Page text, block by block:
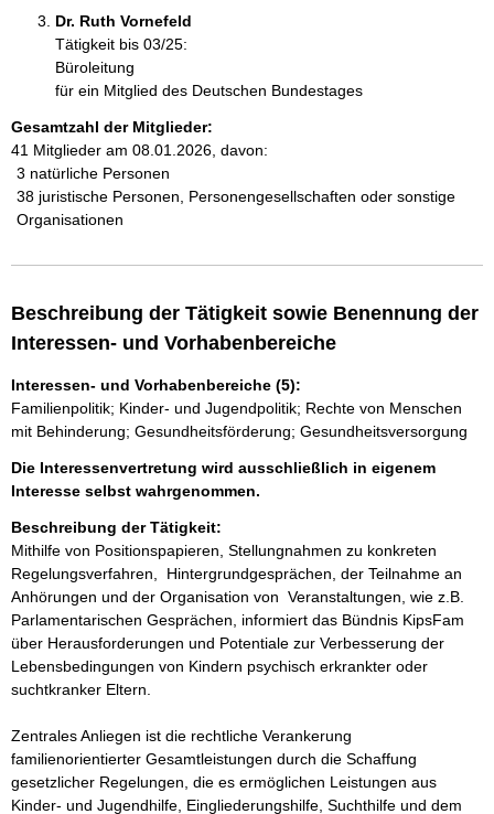
Dr. Ruth Vornefeld
Tätigkeit bis 03/25:
Büroleitung
für ein Mitglied des Deutschen Bundestages
Gesamtzahl der Mitglieder:
41 Mitglieder am 08.01.2026, davon:
3 natürliche Personen
38 juristische Personen, Personengesellschaften oder sonstige
Organisationen
Beschreibung der Tätigkeit sowie Benennung der
Interessen- und Vorhabenbereiche
Interessen- und Vorhabenbereiche (5):
Familienpolitik; Kinder- und Jugendpolitik; Rechte von Menschen
mit Behinderung; Gesundheitsförderung; Gesundheitsversorgung
Die Interessenvertretung wird ausschließlich in eigenem
Interesse selbst wahrgenommen.
Beschreibung der Tätigkeit:
Mithilfe von Positionspapieren, Stellungnahmen zu konkreten
Regelungsverfahren,  Hintergrundgesprächen, der Teilnahme an
Anhörungen und der Organisation von  Veranstaltungen, wie z.B.
Parlamentarischen Gesprächen, informiert das Bündnis KipsFam
über Herausforderungen und Potentiale zur Verbesserung der
Lebensbedingungen von Kindern psychisch erkrankter oder
suchtkranker Eltern.
Zentrales Anliegen ist die rechtliche Verankerung
familienorientierter Gesamtleistungen durch die Schaffung
gesetzlicher Regelungen, die es ermöglichen Leistungen aus
Kinder- und Jugendhilfe, Eingliederungshilfe, Suchthilfe und dem